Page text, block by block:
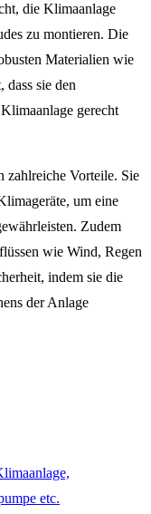
die Klimaanlage
zu montieren. Die
Materialien wie
sie den
gerecht
zahlreiche Vorteile. Sie
um eine
Zudem
wie Wind, Regen
indem sie die
der Anlage